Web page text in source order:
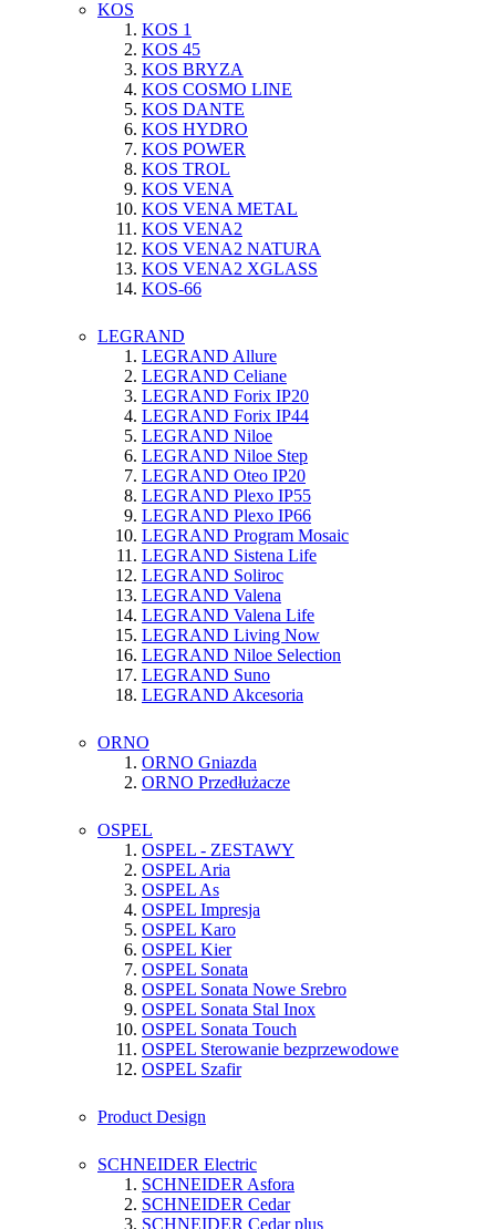
KOS
KOS 1
KOS 45
KOS BRYZA
KOS COSMO LINE
KOS DANTE
KOS HYDRO
KOS POWER
KOS TROL
KOS VENA
KOS VENA METAL
KOS VENA2
KOS VENA2 NATURA
KOS VENA2 XGLASS
KOS-66
LEGRAND
LEGRAND Allure
LEGRAND Celiane
LEGRAND Forix IP20
LEGRAND Forix IP44
LEGRAND Niloe
LEGRAND Niloe Step
LEGRAND Oteo IP20
LEGRAND Plexo IP55
LEGRAND Plexo IP66
LEGRAND Program Mosaic
LEGRAND Sistena Life
LEGRAND Soliroc
LEGRAND Valena
LEGRAND Valena Life
LEGRAND Living Now
LEGRAND Niloe Selection
LEGRAND Suno
LEGRAND Akcesoria
ORNO
ORNO Gniazda
ORNO Przedłużacze
OSPEL
OSPEL - ZESTAWY
OSPEL Aria
OSPEL As
OSPEL Impresja
OSPEL Karo
OSPEL Kier
OSPEL Sonata
OSPEL Sonata Nowe Srebro
OSPEL Sonata Stal Inox
OSPEL Sonata Touch
OSPEL Sterowanie bezprzewodowe
OSPEL Szafir
Product Design
SCHNEIDER Electric
SCHNEIDER Asfora
SCHNEIDER Cedar
SCHNEIDER Cedar plus